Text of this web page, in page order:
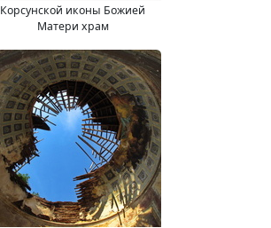
Корсунской иконы Божией
Матери храм